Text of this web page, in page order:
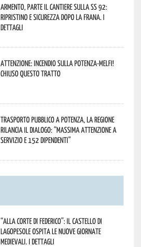
Armento, parte il cantiere sulla SS 92:
ripristino e sicurezza dopo la frana. I
dettagli
Attenzione: incendio sulla Potenza-Melfi!
Chiuso questo tratto
Trasporto pubblico a Potenza, la Regione
rilancia il dialogo: “Massima attenzione a
servizio e 152 dipendenti”
“Alla corte di Federico”: il Castello di
Lagopesole ospita le nuove Giornate
Medievali. I dettagli